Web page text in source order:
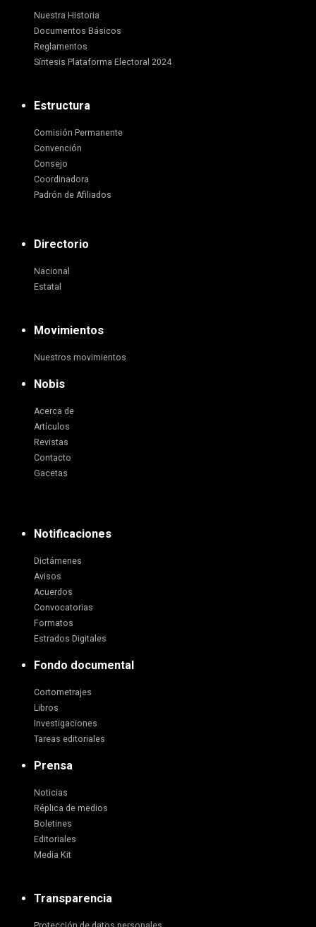
Nuestra Historia
Documentos Básicos
Reglamentos
Síntesis Plataforma Electoral 2024
Estructura
Comisión Permanente
Convención
Consejo
Coordinadora
Padrón de Afiliados
Directorio
Nacional
Estatal
Movimientos
Nuestros movimientos
Nobis
Acerca de
Artículos
Revistas
Contacto
Gacetas
Notificaciones
Dictámenes
Avisos
Acuerdos
Convocatorias
Formatos
Estrados Digitales
Fondo documental
Cortometrajes
Libros
Investigaciones
Tareas editoriales
Prensa
Noticias
Réplica de medios
Boletines
Editoriales
Media Kit
Transparencia